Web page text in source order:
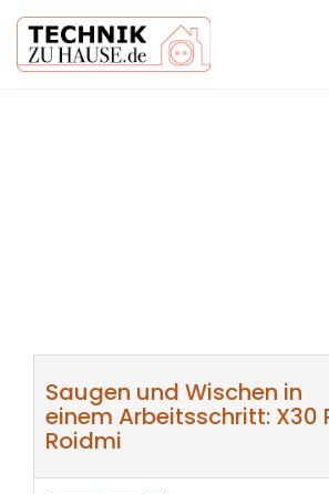
Saugen und Wischen in
einem Arbeitsschritt: X30
Roidmi